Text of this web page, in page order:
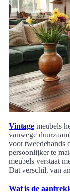
Vintage meubels
vanwege
voor tweedehands
persoonlijker te
meubels verstaat
Dat verschilt van
Wat is de